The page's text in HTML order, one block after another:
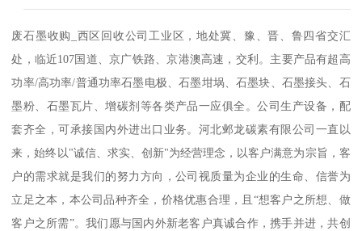
废石墨收购_西区回收公司工业区，地处冀、豫、晋、鲁四省交汇
处，临近107国道、京广铁路、京港澳高速，交利。主要产品有超高
功率/高功率/普通功率石墨电极、石墨坩埚、石墨块、石墨接头、石
墨粉、石墨瓦片、增碳剂等各类产品一应俱全。公司生产设备，配
套齐全，可承接国内外进出口业务。河北邺龙碳素有限公司一直以
来，始终以"诚信、求实、创新"为经营理念，以客户满意为宗旨，客
户的需求就是我们的努力方向，公司视质量为企业的生命、信誉为
立足之本，本公司品种齐全，价格优惠合理，且“想客户之所想、做
客户之所需”。我们愿与国内外新老客户真诚合作，携手并进，共创